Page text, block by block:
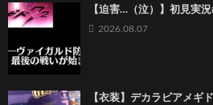
【迫害…（泣）】初見実
2026.08.07
【衣装】デカラビアメギ